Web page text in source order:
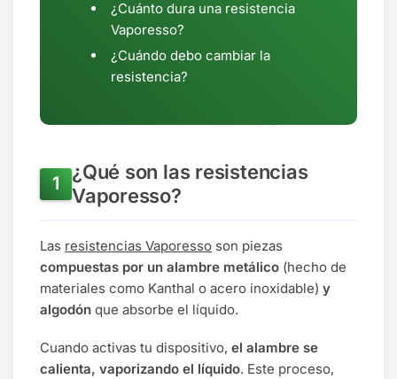
¿Cuánto dura una resistencia
Vaporesso?
¿Cuándo debo cambiar la
resistencia?
¿Qué son las resistencias
Vaporesso?
Las resistencias Vaporesso son piezas
compuestas por un alambre metálico (hecho de
materiales como Kanthal o acero inoxidable) y
algodón que absorbe el líquido.
Cuando activas tu dispositivo, el alambre se
calienta, vaporizando el líquido. Este proceso,